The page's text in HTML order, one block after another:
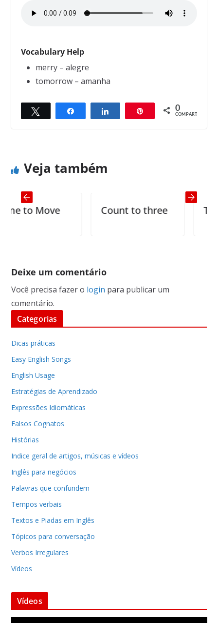
Vocabulary Help
merry – alegre
tomorrow – amanha
Compartilhar Compartilhar 0
COMPART.
← Previous
Next →
Veja também
to Move Count to three To
Deixe um comentário
Você precisa fazer o login para publicar um
comentário.
Categorias
Dicas práticas
Easy English Songs
English Usage
Estratégias de Aprendizado
Expressões Idiomáticas
Falsos Cognatos
Histórias
Indice geral de artigos, músicas e vídeos
Inglês para negócios
Palavras que confundem
Tempos verbais
Textos e Piadas em Inglês
Tópicos para conversação
Verbos Irregulares
Vídeos
Vídeos